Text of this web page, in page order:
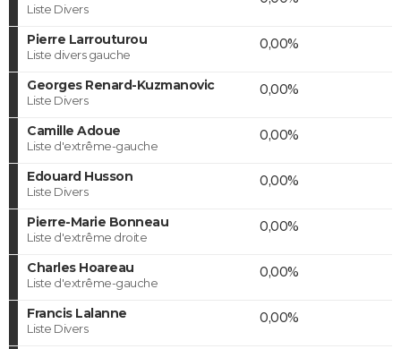
Liste Divers
Pierre Larrouturou
Liste divers gauche
0,00%
Georges Renard-Kuzmanovic
Liste Divers
0,00%
Camille Adoue
Liste d'extrême-gauche
0,00%
Edouard Husson
Liste Divers
0,00%
Pierre-Marie Bonneau
Liste d'extrême droite
0,00%
Charles Hoareau
Liste d'extrême-gauche
0,00%
Francis Lalanne
Liste Divers
0,00%